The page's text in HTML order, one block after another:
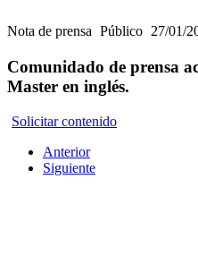
Nota de prensa Público 27/01/
Comunidado de prensa
Master en inglés.
Solicitar contenido
Anterior
Siguiente